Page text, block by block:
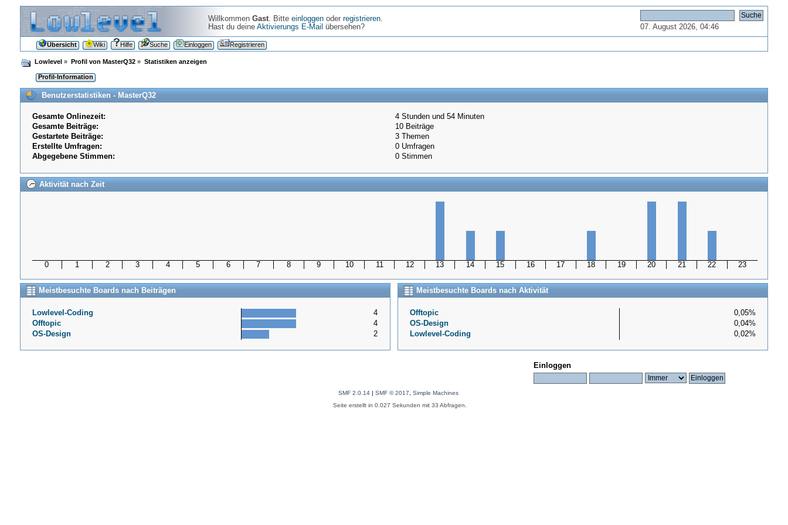
07. August 2026, 04:46
Willkommen Gast. Bitte einloggenoder registrieren.
Hast du deine Aktivierungs E-Mail übersehen?
Übersicht Wiki Hilfe Suche Einloggen Registrieren
Lowlevel » Profil von MasterQ32» Statistiken anzeigen
Profil-Information
Benutzerstatistiken - MasterQ32
Gesamte Onlinezeit:
4 Stunden und 54 Minuten
Gesamte Beiträge:
10 Beiträge
Gestartete Beiträge:
3 Themen
Erstellte Umfragen:
0 Umfragen
Abgegebene Stimmen:
0 Stimmen
Aktivität nach Zeit
0 1 2 3 4 5 6 7 8 9 10 11 12 13 14 15 16 17 18 19 20 21 22 23
Meistbesuchte Boards nach Beiträgen
Lowlevel-Coding
4
Offtopic
4
OS-Design
2
Meistbesuchte Boards nach Aktivität
Offtopic
0,05%
OS-Design
0,04%
Lowlevel-Coding
0,02%
Einloggen
SMF 2.0.14| SMF © 2017
Simple Machines
Seite erstellt in 0.027 Sekunden mit 33 Abfragen.